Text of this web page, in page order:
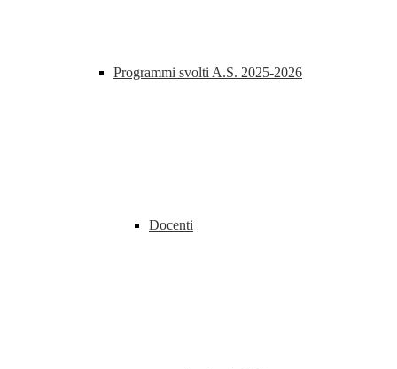
Programmi svolti A.S. 2025-2026
Docenti